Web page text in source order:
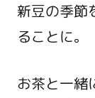
新豆の季節
ることに。
お茶と一緒